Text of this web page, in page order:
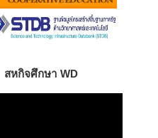
สหกิจศึกษา WD